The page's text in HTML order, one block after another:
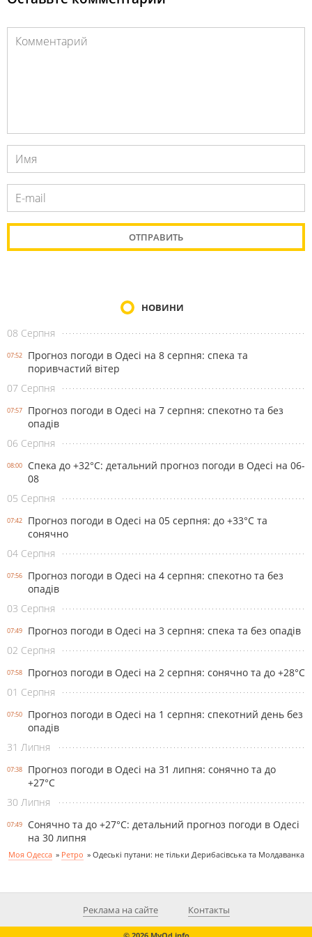
НОВИНИ
08 Серпня
07:52
Прогноз погоди в Одесі на 8 серпня: спека та
поривчастий вітер
07 Серпня
07:57
Прогноз погоди в Одесі на 7 серпня: спекотно та без
опадів
06 Серпня
08:00
Спека до +32°С: детальний прогноз погоди в Одесі на 06-
08
05 Серпня
07:42
Прогноз погоди в Одесі на 05 серпня: до +33°С та
сонячно
04 Серпня
07:56
Прогноз погоди в Одесі на 4 серпня: спекотно та без
опадів
03 Серпня
07:49
Прогноз погоди в Одесі на 3 серпня: спека та без опадів
02 Серпня
07:58
Прогноз погоди в Одесі на 2 серпня: сонячно та до +28°С
01 Серпня
07:50
Прогноз погоди в Одесі на 1 серпня: спекотний день без
опадів
31 Липня
07:38
Прогноз погоди в Одесі на 31 липня: сонячно та до
+27°С
30 Липня
07:49
Сонячно та до +27°С: детальний прогноз погоди в Одесі
на 30 липня
Моя Одесса » Ретро » Одеські путани: не тільки Дерибасівська та Молдаванка
Реклама на сайте Контакты